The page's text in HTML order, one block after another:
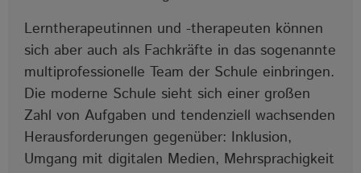
Lerntherapeutinnen und -therapeuten können
sich aber auch als Fachkräfte in das sogenannte
multiprofessionelle Team der Schule einbringen.
Die moderne Schule sieht sich einer großen
Zahl von Aufgaben und tendenziell wachsenden
Herausforderungen gegenüber: Inklusion,
Umgang mit digitalen Medien, Mehrsprachigkeit